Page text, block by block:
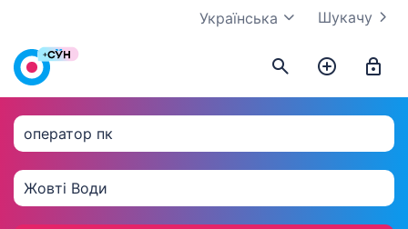
Шукачу
Українська